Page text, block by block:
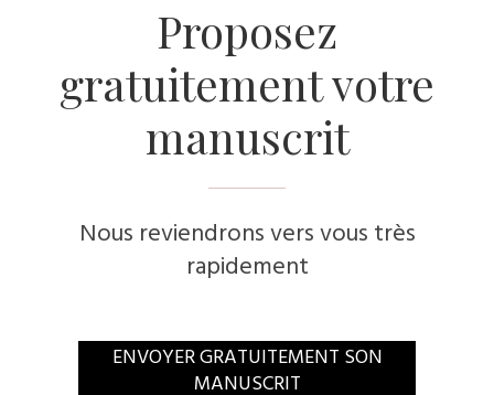
​Proposez
gratuitement votre
manuscrit
Nous reviendrons vers vous très
rapidement
​ENVOYER GRATUITEMENT SON
MANUSCRIT